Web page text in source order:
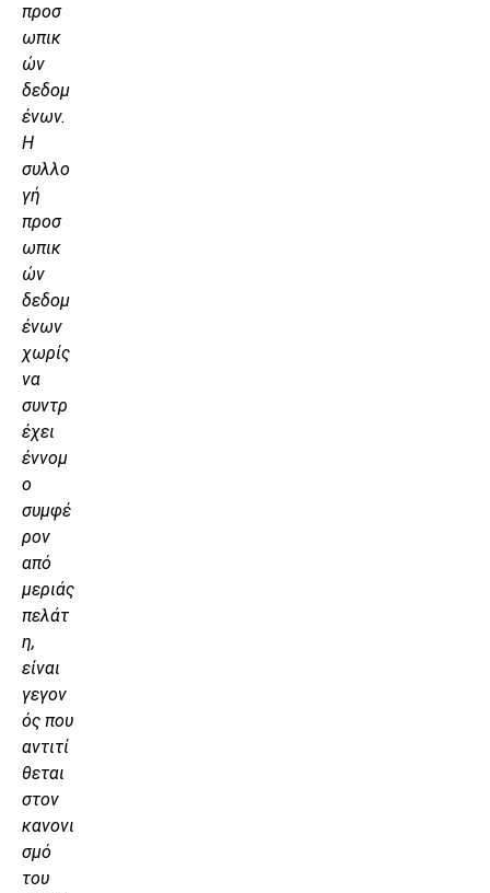
προσ
ωπικ
ών
δεδομ
ένων.
Η
συλλο
γή
προσ
ωπικ
ών
δεδομ
ένων
χωρίς
να
συντρ
έχει
έννομ
ο
συμφέ
ρον
από
μεριάς
πελάτ
η,
είναι
γεγον
ός που
αντιτί
θεται
στον
κανονι
σμό
του